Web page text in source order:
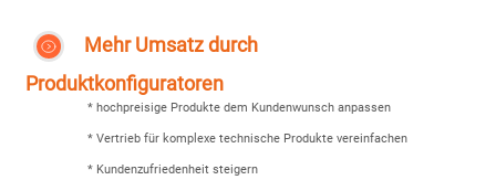
Mehr Umsatz durch
Produktkonfiguratoren
* hochpreisige Produkte dem Kundenwunsch anpassen
* Vertrieb für komplexe technische Produkte vereinfachen
* Kundenzufriedenheit steigern